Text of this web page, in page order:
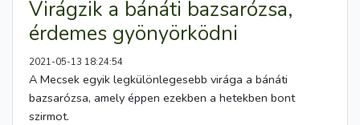
Virágzik a bánáti bazsarózsa,
érdemes gyönyörködni
2021-05-13 18:24:54
A Mecsek egyik legkülönlegesebb virága a bánáti
bazsarózsa, amely éppen ezekben a hetekben bont
szirmot.